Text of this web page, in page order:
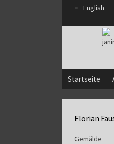
English
Startseite
Florian
Gemälde